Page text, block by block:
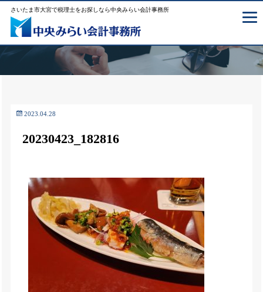
さいたま市大宮で税理士をお探しなら中央みらい会計事務所
2023.04.28
20230423_182816